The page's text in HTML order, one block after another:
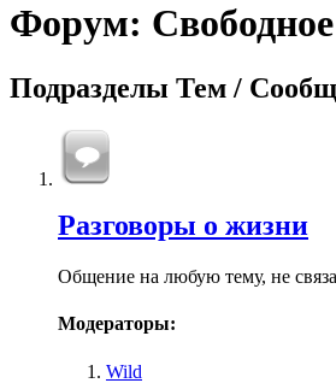
Форум:
Подразделы Тем /
Разговоры о жизни
Общение на любую тему, не
Модераторы:
Wild